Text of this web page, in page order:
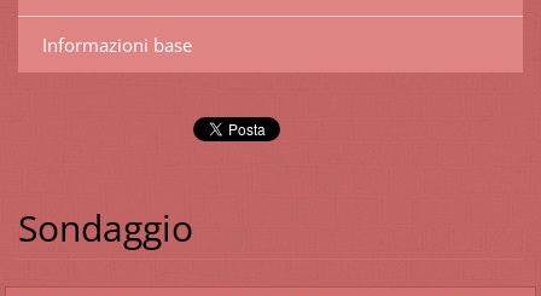
Informazioni base
Sondaggio